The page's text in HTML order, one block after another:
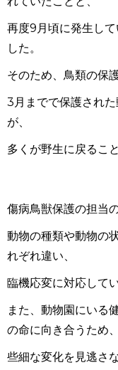
再度9月頃に発生し
した。
そのため、鳥類の保
3月までで保護され
が、
多くが野生に戻るこ
傷病鳥獣保護の担当
動物の種類や動物の
れぞれ違い、
臨機応変に対応して
また、動物園にいる
の命に向き合うため、
些細な変化を見逃さ